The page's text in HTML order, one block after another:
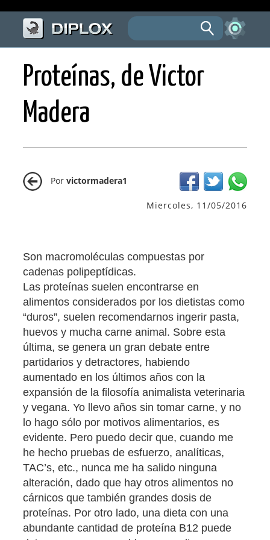
Proteínas, de Victor
Madera
Porvictormadera1
Miercoles, 11/05/2016
Son macromoléculas compuestas por
cadenas polipeptídicas.
Las proteínas suelen encontrarse en
alimentos considerados por los dietistas como
“duros”, suelen recomendarnos ingerir pasta,
huevos y mucha carne animal. Sobre esta
última, se genera un gran debate entre
partidarios y detractores, habiendo
aumentado en los últimos años con la
expansión de la filosofía animalista veterinaria
y vegana. Yo llevo años sin tomar carne, y no
lo hago sólo por motivos alimentarios, es
evidente. Pero puedo decir que, cuando me
he hecho pruebas de esfuerzo, analíticas,
TAC’s, etc., nunca me ha salido ninguna
alteración, dado que hay otros alimentos no
cárnicos que también grandes dosis de
proteínas. Por otro lado, una dieta con una
abundante cantidad de proteína B12 puede